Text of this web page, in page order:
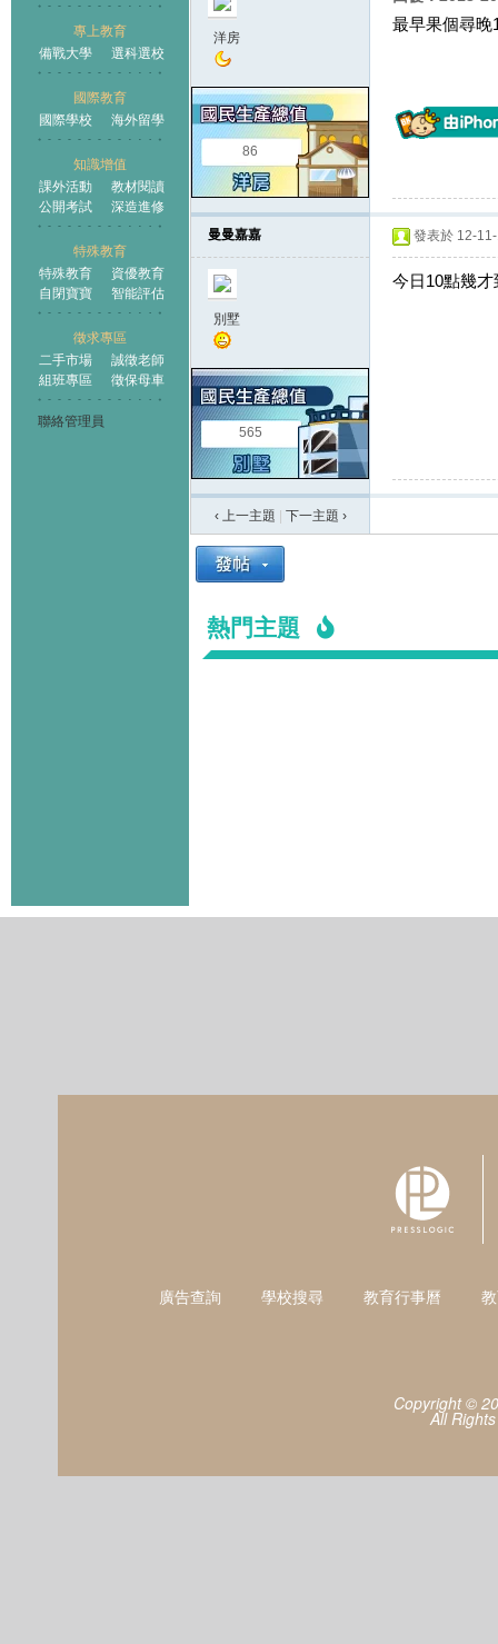
專上教育
備戰大學
選科選校
國際教育
國際學校
海外留學
知識增值
課外活動
教材閱讀
公開考試
深造進修
特殊教育
特殊教育
資優教育
自閉寶寶
智能評估
徵求專區
二手市場
誠徵老師
組班專區
徵保母車
聯絡管理員
洋房
86
最早果個尋晚
曼曼嘉嘉
別墅
565
發表於 12-
今日10點幾
‹ 上一主題 下一主題 ›
熱門主題
廣告查詢 學校搜尋 教育行事曆
Copyright ©
All